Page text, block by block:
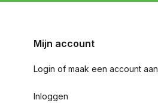
Mijn account
Login of maak een account aan
Inloggen